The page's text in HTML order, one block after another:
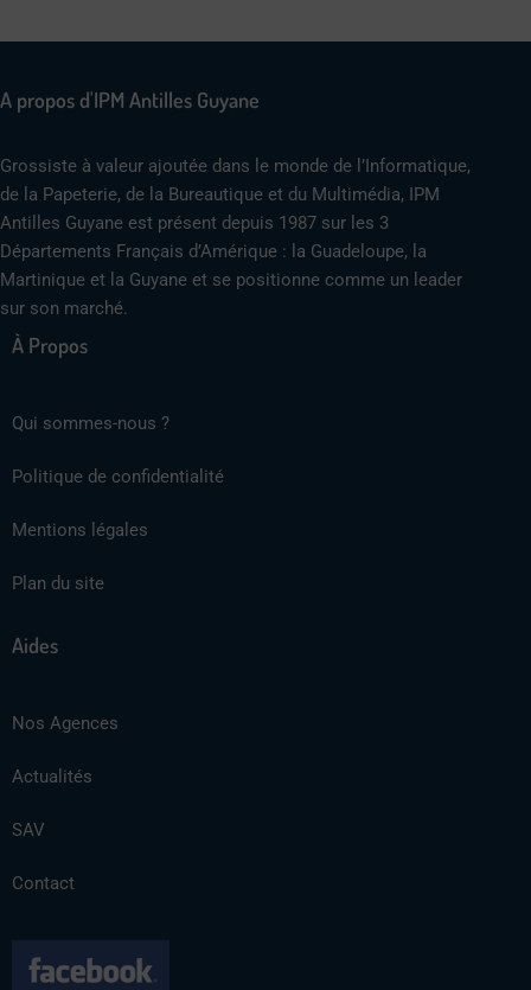
A propos d'IPM Antilles Guyane
Grossiste à valeur ajoutée dans le monde de l’Informatique,
de la Papeterie, de la Bureautique et du Multimédia, IPM
Antilles Guyane est présent depuis 1987 sur les 3
Départements Français d’Amérique : la Guadeloupe, la
Martinique et la Guyane et se positionne comme un leader
sur son marché.
À Propos
Qui sommes-nous ?
Politique de confidentialité
Mentions légales
Plan du site
Aides
Nos Agences
Actualités
SAV
Contact